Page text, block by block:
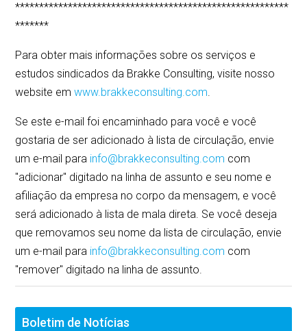
*********************************************************
*******
Para obter mais informações sobre os serviços e
estudos sindicados da Brakke Consulting, visite nosso
website emwww.brakkeconsulting.com.
Se este e-mail foi encaminhado para você e você
gostaria de ser adicionado à lista de circulação, envie
um e-mail para info@brakkeconsulting.com com
"adicionar" digitado na linha de assunto e seu nome e
afiliação da empresa no corpo da mensagem, e você
será adicionado à lista de mala direta. Se você deseja
que removamos seu nome da lista de circulação, envie
um e-mail para info@brakkeconsulting.com com
"remover" digitado na linha de assunto.
Boletim de Notícias